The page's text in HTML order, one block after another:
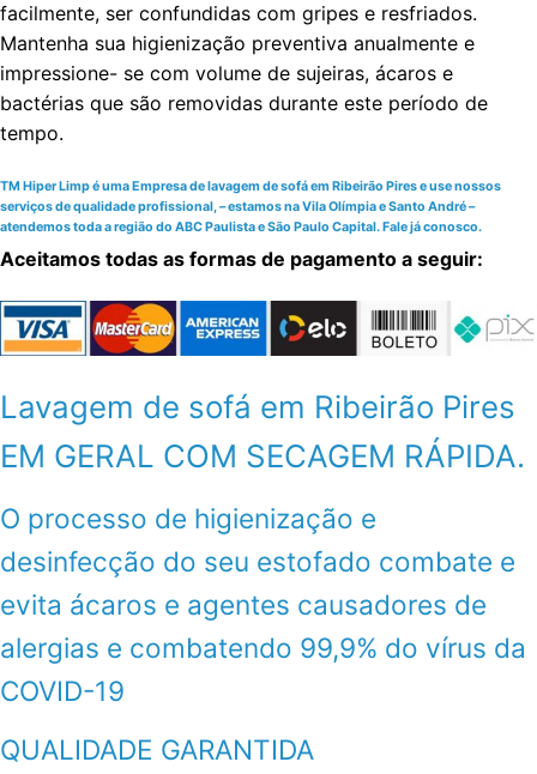
facilmente, ser confundidas com gripes e resfriados.
Mantenha sua higienização preventiva anualmente e
impressione- se com volume de sujeiras, ácaros e
bactérias que são removidas durante este período de
tempo.
TM Hiper Limp é uma Empresa de lavagem de sofá em Ribeirão Pires e use nossos
serviços de qualidade profissional, – estamos na Vila Olímpia e Santo André –
atendemos toda a região do ABC Paulista e São Paulo Capital. Fale já conosco.
Aceitamos todas as formas de pagamento a seguir:
Lavagem de sofá em Ribeirão Pires
EM GERAL COM SECAGEM RÁPIDA.
O processo de higienização e
desinfecção do seu estofado combate e
evita ácaros e agentes causadores de
alergias e combatendo 99,9% do vírus da
COVID-19
QUALIDADE GARANTIDA